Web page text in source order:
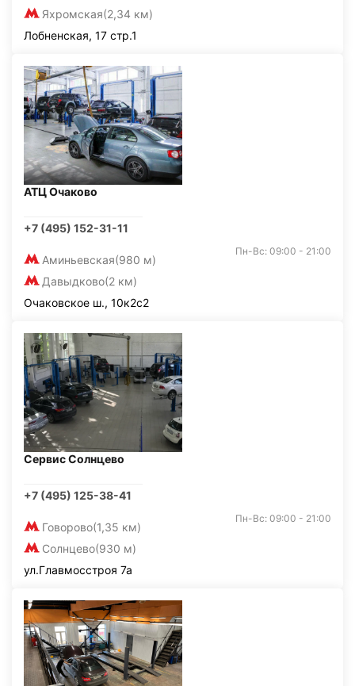
Яхромская(2,34 км)
Лобненская, 17 стр.1
АТЦ Очаково
+7 (495) 152-31-11
Аминьевская(980 м)
Давыдково(2 км)
Пн-Вс: 09:00 - 21:00
Очаковское ш., 10к2с2
Сервис Солнцево
+7 (495) 125-38-41
Говорово(1,35 км)
Солнцево(930 м)
Пн-Вс: 09:00 - 21:00
ул.Главмосстроя 7а